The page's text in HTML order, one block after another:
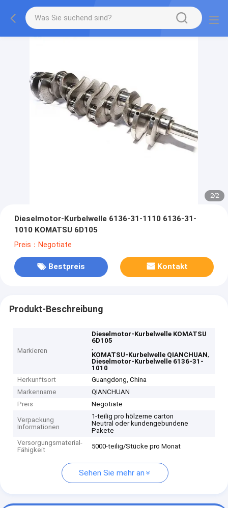
2/2
Dieselmotor-Kurbelwelle 6136-31-1110 6136-31-
1010 KOMATSU 6D105
Preis：Negotiate
Bestpreis Kontakt
Produkt-Beschreibung
Markieren
Dieselmotor-Kurbelwelle KOMATSU
6D105
,
KOMATSU-Kurbelwelle QIANCHUAN,
Dieselmotor-Kurbelwelle 6136-31-
1010
Herkunftsort
Guangdong, China
Markenname
QIANCHUAN
Preis
Negotiate
Verpackung
Informationen
1-teilig pro hölzerne carton
Neutral oder kundengebundene
Pakete
Versorgungsmaterial-
Fähigkeit
5000-teilig/Stücke pro Monat
Sehen Sie mehr an